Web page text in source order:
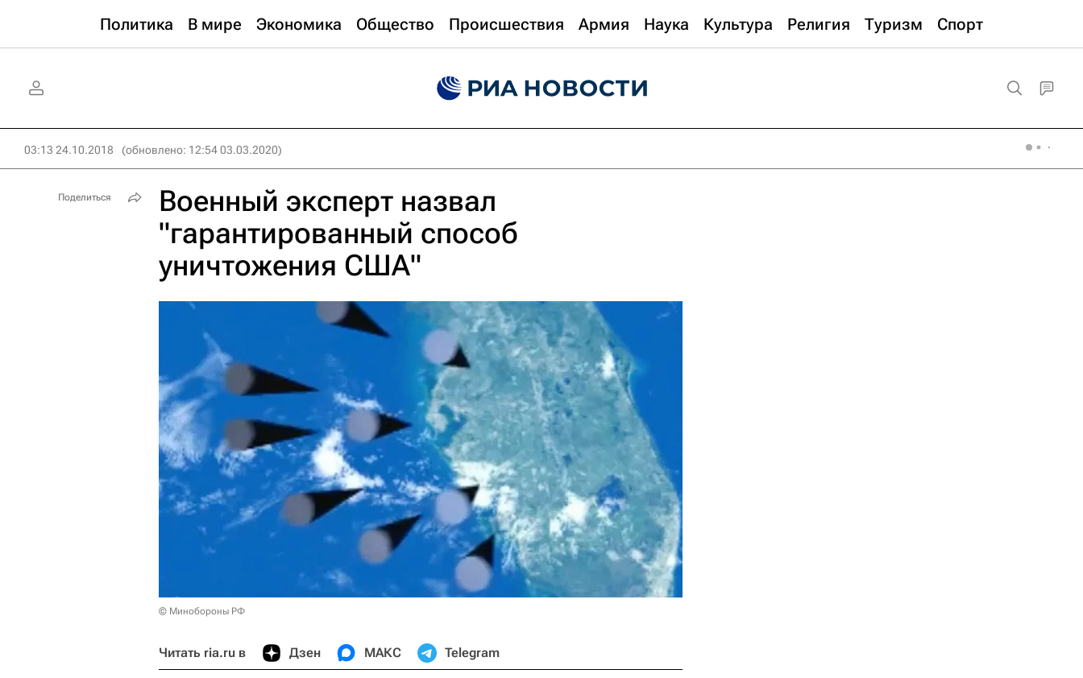
Политика В мире Экономика Общество Происшествия Армия Наука Культура Религия Туризм Спорт
03:13 24.10.2018 (обновлено: 12:54 03.03.2020)
Военный эксперт назвал
"гарантированный способ
уничтожения США"
© Минобороны РФ
Читать ria.ru в Дзен МАКС Telegram
Поделиться